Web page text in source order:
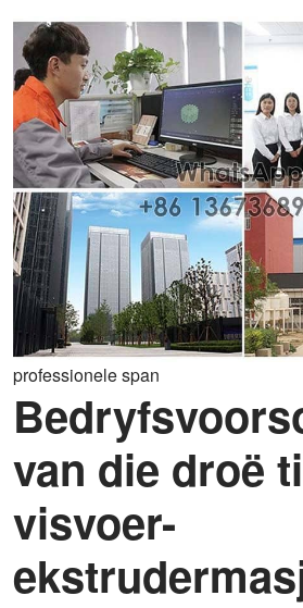
professionele span
van die droë
visvoer-